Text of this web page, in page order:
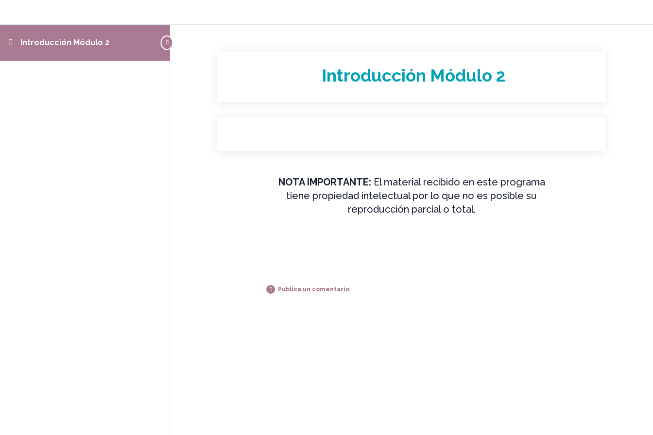
Introducción Módulo 2
Introducción Módulo 2
NOTA IMPORTANTE: El material recibido en este programa
tiene propiedad intelectual por lo que no es posible su
reproducción parcial o total.
Publica un comentario